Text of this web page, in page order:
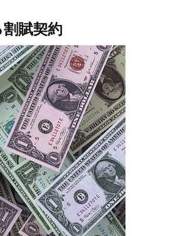
賦契約